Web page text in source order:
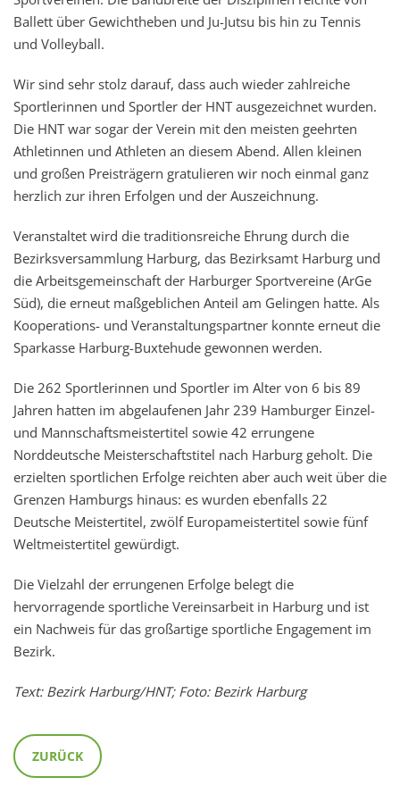
Ballett über Gewichtheben und Ju-Jutsu bis hin zu Tennis
und Volleyball.
Wir sind sehr stolz darauf, dass auch wieder zahlreiche
Sportlerinnen und Sportler der HNT ausgezeichnet wurden.
Die HNT war sogar der Verein mit den meisten geehrten
Athletinnen und Athleten an diesem Abend. Allen kleinen
und großen Preisträgern gratulieren wir noch einmal ganz
herzlich zur ihren Erfolgen und der Auszeichnung.
Veranstaltet wird die traditionsreiche Ehrung durch die
Bezirksversammlung Harburg, das Bezirksamt Harburg und
die Arbeitsgemeinschaft der Harburger Sportvereine (ArGe
Süd), die erneut maßgeblichen Anteil am Gelingen hatte. Als
Kooperations- und Veranstaltungspartner konnte erneut die
Sparkasse Harburg-Buxtehude gewonnen werden.
Die 262 Sportlerinnen und Sportler im Alter von 6 bis 89
Jahren hatten im abgelaufenen Jahr 239 Hamburger Einzel-
und Mannschaftsmeistertitel sowie 42 errungene
Norddeutsche Meisterschaftstitel nach Harburg geholt. Die
erzielten sportlichen Erfolge reichten aber auch weit über die
Grenzen Hamburgs hinaus: es wurden ebenfalls 22
Deutsche Meistertitel, zwölf Europameistertitel sowie fünf
Weltmeistertitel gewürdigt.
Die Vielzahl der errungenen Erfolge belegt die
hervorragende sportliche Vereinsarbeit in Harburg und ist
ein Nachweis für das großartige sportliche Engagement im
Bezirk.
Text: Bezirk Harburg/HNT; Foto: Bezirk Harburg
ZURÜCK